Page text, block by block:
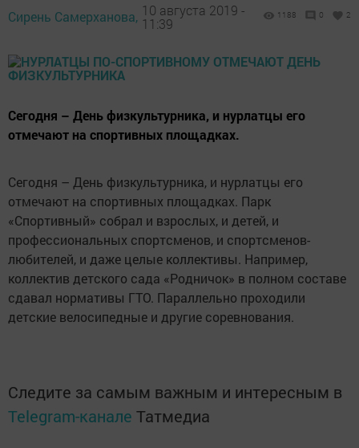
Сирень Самерханова, 10 августа 2019 -
11:39
1188 0 2
Сегодня – День физкультурника, и нурлатцы его
отмечают на спортивных площадках.
Сегодня – День физкультурника, и нурлатцы его
отмечают на спортивных площадках. Парк
«Спортивный» собрал и взрослых, и детей, и
профессиональных спортсменов, и спортсменов-
любителей, и даже целые коллективы. Например,
коллектив детского сада «Родничок» в полном составе
сдавал нормативы ГТО. Параллельно проходили
детские велосипедные и другие соревнования.
Следите за самым важным и интересным в
Telegram-канале Татмедиа